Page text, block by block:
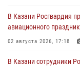
В Казани Росгвардия
авиационного
02 августа 2026, 17:18
В Казани сотрудники